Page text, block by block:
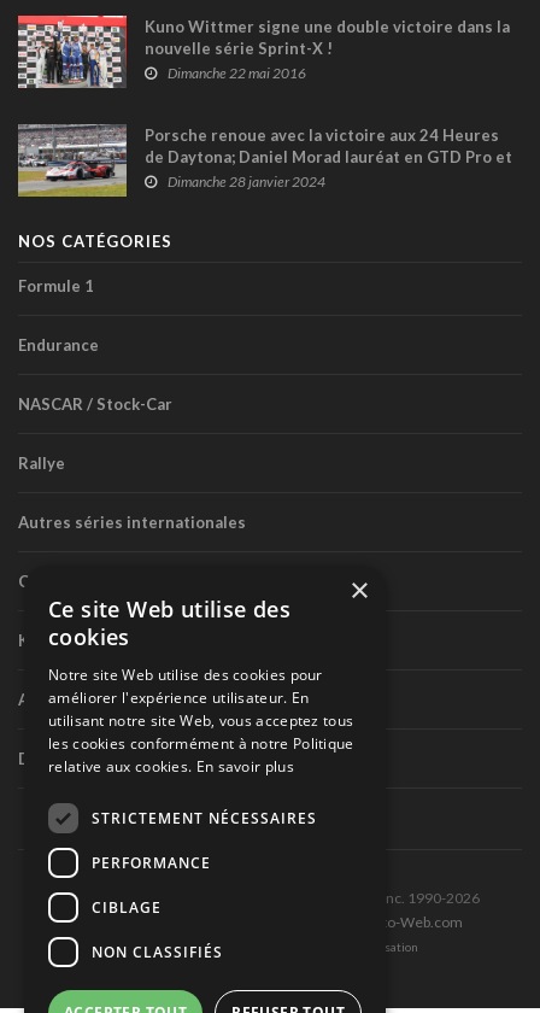
Kuno Wittmer signe une double victoire dans la
nouvelle série Sprint-X !
Dimanche 22 mai 2016
Porsche renoue avec la victoire aux 24 Heures
de Daytona; Daniel Morad lauréat en GTD Pro et
Mikaël Grenier Top 5 en GTD
Dimanche 28 janvier 2024
NOS CATÉGORIES
Formule 1
Endurance
NASCAR / Stock-Car
Rallye
Autres séries internationales
Circuit routier canadien
Karting
Autres séries nationales
Divers
Tous droits réservés © Les Éditions Pole-Position inc. 1990-2026
Ce site est produit et hébergé par Montréal-Photo-Web.com
Politique de confidentialité et Conditions d’utilisation
×
Ce site Web utilise des
cookies
Notre site Web utilise des cookies pour
améliorer l'expérience utilisateur. En
utilisant notre site Web, vous acceptez tous
les cookies conformément à notre Politique
relative aux cookies. En savoir plus
STRICTEMENT NÉCESSAIRES
PERFORMANCE
CIBLAGE
NON CLASSIFIÉS